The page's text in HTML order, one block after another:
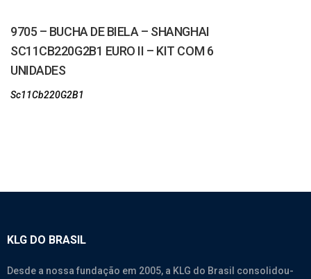
9705 – BUCHA DE BIELA – SHANGHAI
SC11CB220G2B1 EURO II – KIT COM 6
UNIDADES
Sc11Cb220G2B1
KLG DO BRASIL
Desde a nossa fundação em 2005, a KLG do Brasil consolidou-